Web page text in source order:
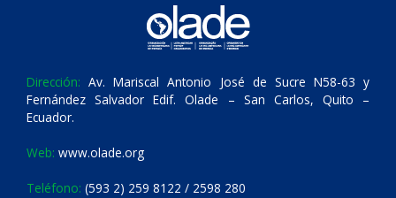
Dirección: Av. Mariscal Antonio José de Sucre N58-63 y
Fernández Salvador Edif. Olade – San Carlos, Quito –
Ecuador.
Web: www.olade.org
Teléfono: (593 2) 259 8122 / 2598 280